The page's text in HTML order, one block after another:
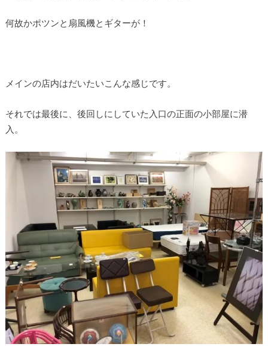
何故かポツンと扇風機とギターが！
メインの店内はだいたいこんな感じです。
それでは最後に、後回しにしていた入口の正面の小部屋に潜
入。